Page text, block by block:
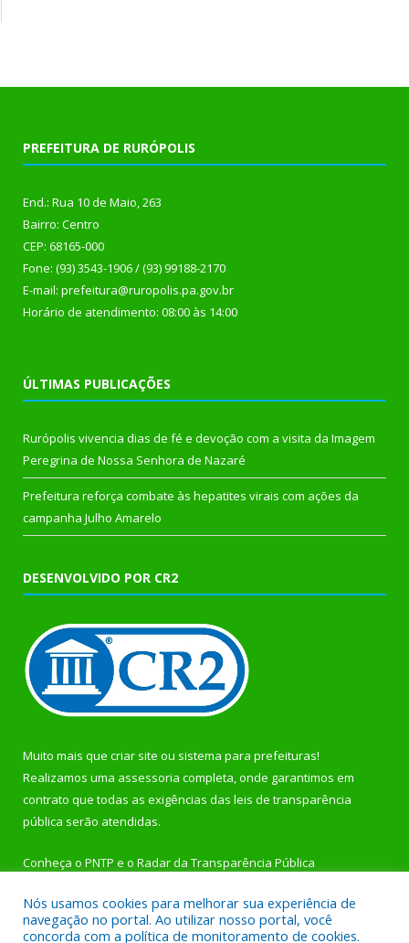
PREFEITURA DE RURÓPOLIS
End.: Rua 10 de Maio, 263
Bairro: Centro
CEP: 68165-000
Fone: (93) 3543-1906 / (93) 99188-2170
E-mail: prefeitura@ruropolis.pa.gov.br
Horário de atendimento: 08:00 às 14:00
ÚLTIMAS PUBLICAÇÕES
Rurópolis vivencia dias de fé e devoção com a visita da Imagem
Peregrina de Nossa Senhora de Nazaré
Prefeitura reforça combate às hepatites virais com ações da
campanha Julho Amarelo
DESENVOLVIDO POR CR2
Muito mais que criar site ou sistema para prefeituras!
Realizamos uma assessoria completa, onde garantimos em
contrato que todas as exigências das leis de transparência
pública serão atendidas.
Conheça o PNTP e o Radar da Transparência Pública
Nós usamos cookies para melhorar sua experiência de
navegação no portal. Ao utilizar nosso portal, você
concorda com a política de monitoramento de cookies.